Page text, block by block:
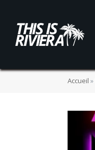
Accueil »